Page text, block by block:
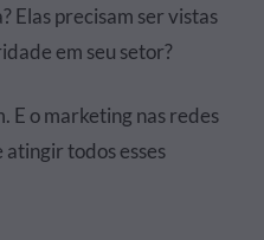
Elas precisam ser vistas
em seu setor?
E o marketing nas redes
atingir todos esses